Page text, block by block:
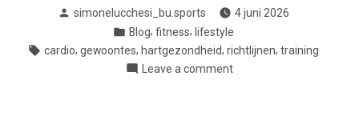
veel
meer
dan
alleen
Posted
simonelucchesi_bu.sports
4 juni 2026
Posted
in
Blog, fitness, lifestyle
Tags:
cardio, gewoontes, hartgezondheid, richtlijnen, training
Leave a commenton